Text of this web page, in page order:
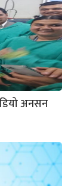
अनसन